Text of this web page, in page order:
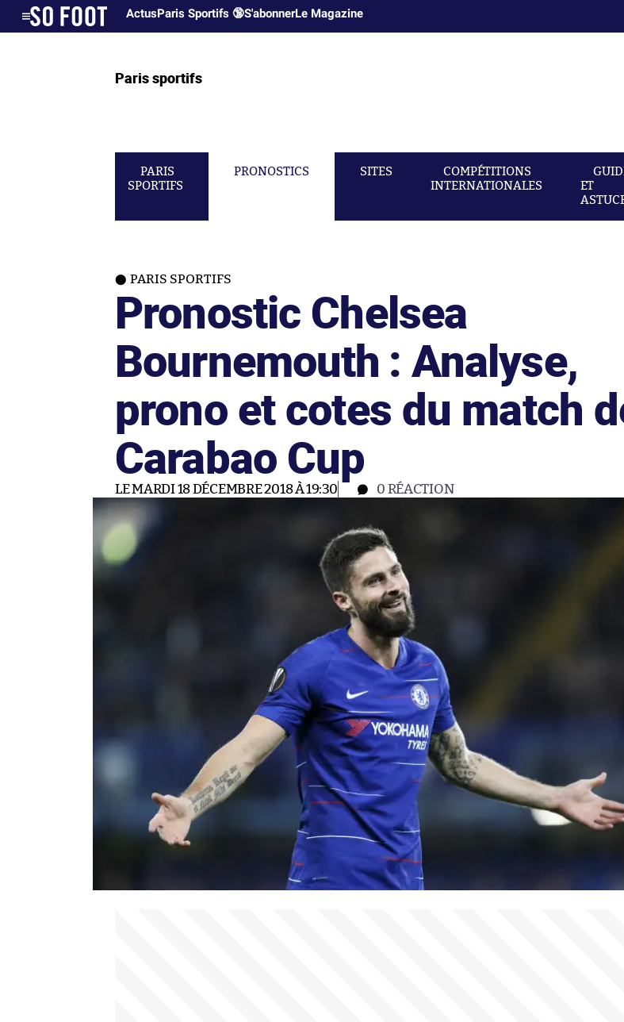
ActusParis Sportifs 🔞S'abonnerLe Magazine
Paris sportifs
PARIS
SPORTIFS
PRONOSTICS SITES
COMPÉTITIONS
INTERNATIONALES
ET
PARIS SPORTIFS
Pronostic Chelsea
Bournemouth : Analyse,
prono et cotes du match
Carabao Cup
LE MARDI 18 DÉCEMBRE 2018 À 19:30 0 RÉACTION